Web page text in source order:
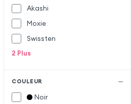
Akashi
Moxie
Swissten
2 Plus
COULEUR
Noir